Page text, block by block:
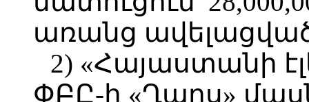
առանց
2) «Հայաստանի
ՓԲԸ-ի «Ղարս»